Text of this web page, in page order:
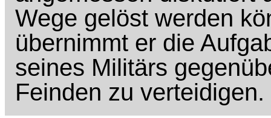
Wege gelöst werden
übernimmt er die
seines Militärs
Feinden zu verteidigen.